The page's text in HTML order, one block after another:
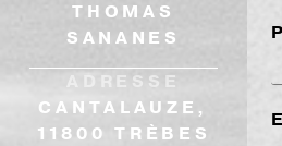
THOMAS
SANANES
ADRESSE
CANTALAUZE,
11800 TRÈBES